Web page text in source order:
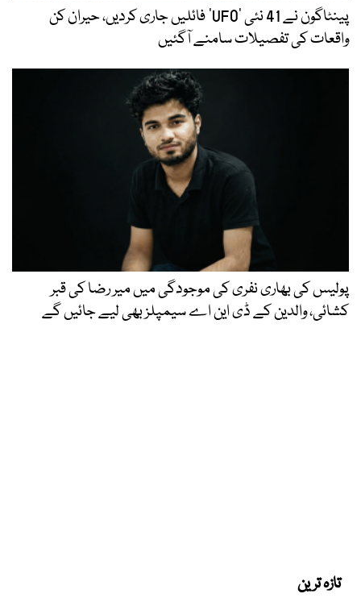
پینٹاگون نے 41 نئی ’UFO‘ فائلیں جاری کردیں، حیران کن
واقعات کی تفصیلات سامنے آگئیں
پولیس کی بھاری نفری کی موجودگی میں میر رضا کی قبر
کشائی، والدین کے ڈی این اے سیمپلز بھی لیے جائیں گے
تازہ ترین